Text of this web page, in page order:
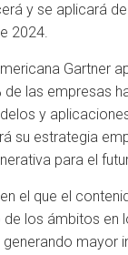
y se aplicará
2024.
Gartner
de las empresas
y
su estrategia
para el
el que el
de los ámbitos en
generando mayor